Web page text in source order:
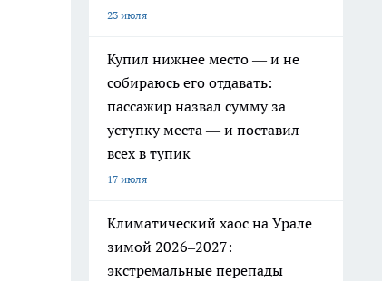
23 июля
Купил нижнее место — и не
собираюсь его отдавать:
пассажир назвал сумму за
уступку места — и поставил
всех в тупик
17 июля
Климатический хаос на Урале
зимой 2026–2027:
экстремальные перепады